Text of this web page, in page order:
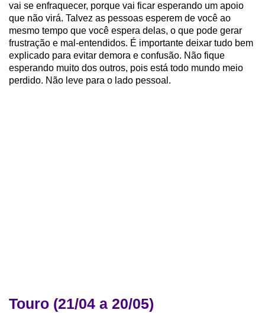
vai se enfraquecer, porque vai ficar esperando um apoio
que não virá. Talvez as pessoas esperem de você ao
mesmo tempo que você espera delas, o que pode gerar
frustração e mal-entendidos. É importante deixar tudo bem
explicado para evitar demora e confusão. Não fique
esperando muito dos outros, pois está todo mundo meio
perdido. Não leve para o lado pessoal.
Touro (21/04 a 20/05)